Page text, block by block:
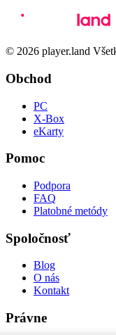
© 2026 player.land
Obchod
PC
X-Box
eKarty
Pomoc
Podpora
FAQ
Platobné metódy
Spoločnosť
Blog
O nás
Kontakt
Právne